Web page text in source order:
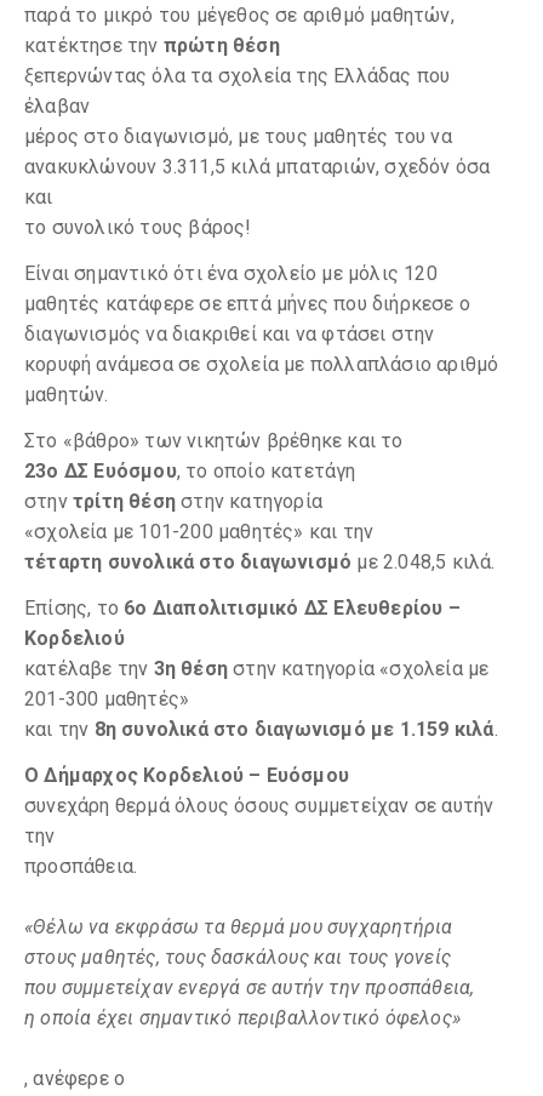
παρά το μικρό του μέγεθος σε αριθμό μαθητών,
κατέκτησε την πρώτη θέση
ξεπερνώντας όλα τα σχολεία της Ελλάδας που
έλαβαν
μέρος στο διαγωνισμό, με τους μαθητές του να
ανακυκλώνουν 3.311,5 κιλά μπαταριών, σχεδόν όσα
και
το συνολικό τους βάρος!
Είναι σημαντικό ότι ένα σχολείο με μόλις 120
μαθητές κατάφερε σε επτά μήνες που διήρκεσε ο
διαγωνισμός να διακριθεί και να φτάσει στην
κορυφή ανάμεσα σε σχολεία με πολλαπλάσιο αριθμό
μαθητών.
Στο «βάθρο» των νικητών βρέθηκε και το
23ο ΔΣ Ευόσμου, το οποίο κατετάγη
στην τρίτη θέση στην κατηγορία
«σχολεία με 101-200 μαθητές» και την
τέταρτη συνολικά στο διαγωνισμό με 2.048,5 κιλά.
Επίσης, το 6ο Διαπολιτισμικό ΔΣ Ελευθερίου –
Κορδελιού
κατέλαβε την 3η θέση στην κατηγορία «σχολεία με
201-300 μαθητές»
και την 8η συνολικά στο διαγωνισμό με 1.159 κιλά.
Ο Δήμαρχος Κορδελιού – Ευόσμου
συνεχάρη θερμά όλους όσους συμμετείχαν σε αυτήν
την
προσπάθεια.
«Θέλω να εκφράσω τα θερμά μου συγχαρητήρια
στους μαθητές, τους δασκάλους και τους γονείς
που συμμετείχαν ενεργά σε αυτήν την προσπάθεια,
η οποία έχει σημαντικό περιβαλλοντικό όφελος»
, ανέφερε ο